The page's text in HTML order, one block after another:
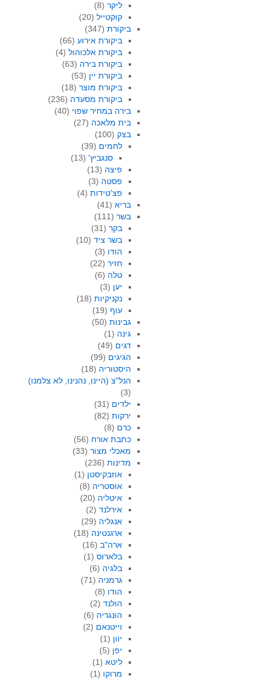
ליקר (8)
קוקטייל (20)
ביקורת(347)
ביקורת אירוע (66)
ביקורת אלכוהול (4)
ביקורת בירה (63)
ביקורת יין (53)
ביקורת מוצר (18)
ביקורת מסעדה (236)
בירה במחיר שפוי (40)
בית מלאכה (27)
בצק(100)
לחמים (39)
סנגביץ'(13)
פיצה (13)
פסטה (3)
פצ'טידות (4)
בריא(41)
בשר(111)
בקר (31)
בשר ציד (10)
הודו (3)
חזיר (22)
טלה (6)
יען (3)
נקניקיות (18)
עוף (19)
גבינות(50)
גינה (1)
דגים (49)
הגיגים (99)
היסטוריה (18)
הנל"צ (היינו, נהנינו, לא צלמנו)
(3)
ילדים (31)
ירקות(82)
כרם (8)
כתבת אורח (56)
מאכלי מצור(33)
מדינות(236)
אוזבקיסטן (1)
אוסטריה (8)
איטליה (20)
אירלנד (2)
אנגליה (29)
ארגנטינה (18)
ארה"ב (16)
בלארוס (1)
בלגיה (6)
גרמניה (71)
הודו (8)
הולנד (2)
הונגריה (6)
וייטנאם (2)
יוון (1)
יפן (5)
ליטא (1)
מרוקו (1)